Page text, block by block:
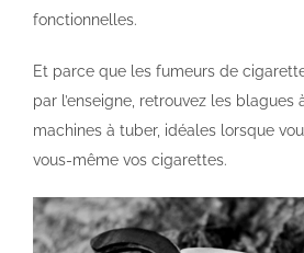
fonctionnelles.
Et parce que les fumeurs de
par l’enseigne, retrouvez les
machines à tuber, idéales lorsque
vous-même vos cigarettes.